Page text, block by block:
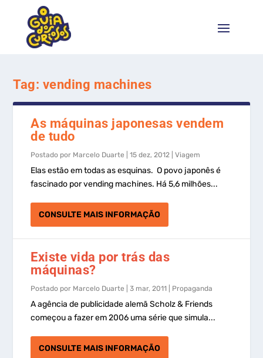
Tag: vending machines
As máquinas japonesas vendem
de tudo
Postado por Marcelo Duarte |15 dez, 2012 |Viagem
Elas estão em todas as esquinas. O povo japonês é
fascinado por vending machines. Há 5,6 milhões...
CONSULTE MAIS INFORMAÇÃO
Existe vida por trás das
máquinas?
Postado por Marcelo Duarte |3 mar, 2011 Propaganda
A agência de publicidade alemã Scholz & Friends
começou a fazer em 2006 uma série que simula...
CONSULTE MAIS INFORMAÇÃO